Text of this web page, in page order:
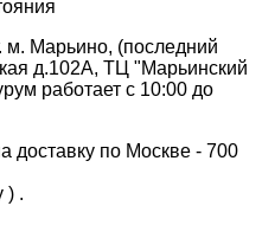
Марьино, (последний
д.102А, ТЦ "Марьинский
работает с 10:00 до
доставку по Москве - 700
) .